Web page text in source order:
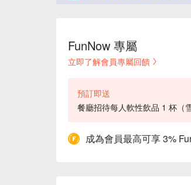
FunNow 專屬
立即了解會員專屬回饋
預訂即送
餐廳招待每人軟性飲品 1 杯（
成為會員最高可享 3%